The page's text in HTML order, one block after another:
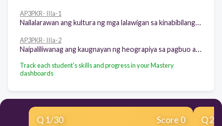
AP3PKR- IIIa-1
AP3PKR- IIIa-2
Track each student's skills and progress in your Mastery
dashboards
Q 1/30 Score 0 Q2